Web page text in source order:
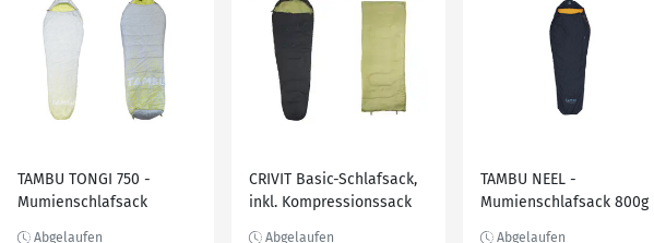
TAMBU TONGI 750 -
Mumienschlafsack
CRIVIT Basic-Schlafsack,
inkl. Kompressionssack
TAMBU NEEL -
Mumienschlafsack 800g